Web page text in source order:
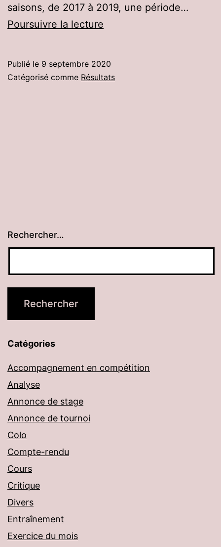
saisons, de 2017 à 2019, une période…
Poursuivre la lecture
Maître
Publié le 9 septembre 2020
Catégorisé comme Résultats
Rechercher…
Catégories
Accompagnement en compétition
Analyse
Annonce de stage
Annonce de tournoi
Colo
Compte-rendu
Cours
Critique
Divers
Entraînement
Exercice du mois